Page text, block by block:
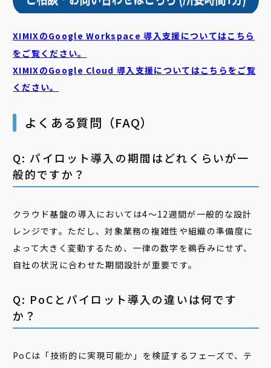
XIMIXのGoogle Workspace 導入支援についてはこちら
をご覧ください。
XIMIXのGoogle Cloud 導入支援についてはこちらをご覧
ください。
よくある質問（FAQ）
Q: パイロット導入の期間はどれくらいが一
般的ですか？
クラウド基盤の導入においては4〜12週間が一般的な設計
レンジです。ただし、対象業務の複雑性や組織の準備度に
よって大きく変動するため、一律の数字を鵜呑みにせず、
自社の状況に合わせた期間設計が重要です。
Q: PoCとパイロット導入の違いは何です
か？
PoCは「技術的に実現可能か」を検証するフェーズで、テ